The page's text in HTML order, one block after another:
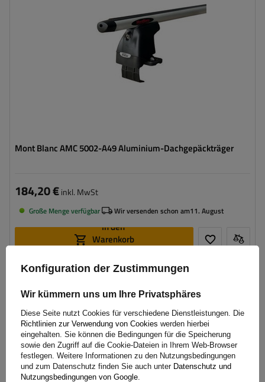
Mont Blanc AMC 5002-A49 Aluminium-Dachgepäckträger
184,20 €inkl. MwSt
Große Menge verfügbar Wir versenden schon am11. August
In den
Warenkorb
Konfiguration der Zustimmungen
Wir kümmern uns um Ihre Privatsphäres
Diese Seite nutzt Cookies für verschiedene Dienstleistungen. Die
Richtlinien zur Verwendung von Cookies werden hierbei
eingehalten. Sie können die Bedingungen für die Speicherung
sowie den Zugriff auf die Cookie-Dateien in Ihrem Web-Browser
festlegen. Weitere Informationen zu den Nutzungsbedingungen
und zum Datenschutz finden Sie auch unter Datenschutz und
Nutzungsbedingungen von Google